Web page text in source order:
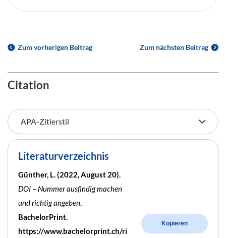
Zum vorherigen Beitrag Zum nächsten Beitrag
Citation
Literaturverzeichnis
Günther, L. (2022, August 20).
DOI – Nummer ausfindig machen
und richtig angeben.
BachelorPrint.
https://www.bachelorprint.ch/ri
Kopieren